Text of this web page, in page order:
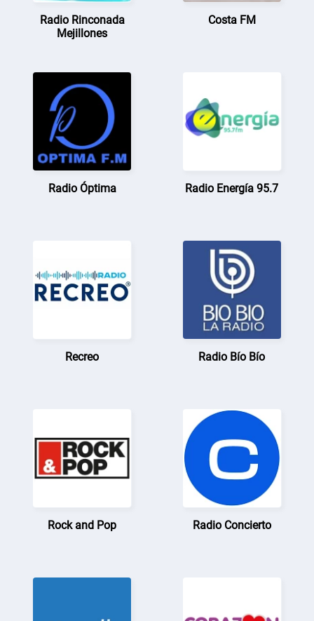
Radio Rinconada
Mejillones
Costa FM
Radio Óptima Radio Energía 95.7
Recreo Radio Bío Bío
Rock and Pop Radio Concierto